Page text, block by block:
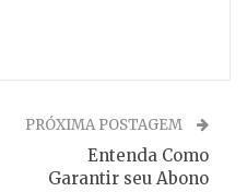
PRÓXIMA POSTAGEM
Entenda Como
Garantir seu Abono